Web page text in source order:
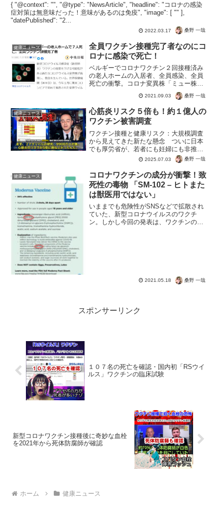
{ "@context": "", "@type": "NewsArticle", "headline": "コロナの感染
症対策は無意味だった！意味があるのは免疫", "image": [ "" ],
"datePublished": "2...
2022.03.17 桑野 一哉
健康ニュース
全員ワクチン接種完了者なのにコ
ロナに感染で死亡！
ベルギーでコロナワクチン２回接種済み
の老人ホームの入居者、全員感染、全員
死亡の衝撃。コロナ変異株「ミュー株」
だと全員ワクチン接種完了者なのになん
ら効果ない。むしろ死亡リスクまでが上
がるという噂が現実に。これがADEなの
でしょうか。。。だとす...
2021.09.03 桑野 一哉
健康ニュース
心筋炎リスク５倍も！約１億人の
ワクチン被害調査
ワクチン接種と健康リスク：大規模調査
から見えてきた新たな懸念 ついに日本
でも厚労省が、若者にも妊婦にも非推奨
となったコロナワクチン。世界では当
然、もっと早くワクチンが安全であると
いう誤情報が常識となっています。そし
て今回は１億人にも達する大...
2025.07.03 桑野 一哉
健康ニュース
コロナワクチンの成分が衝撃！致
死性の毒物 「SM-102 – ヒトまた
は獣医用ではない」
いままでも危険性がSNSなどで拡散され
ていた、新型コロナウイルスのワクチ
ン。しかし今回の発表は、ワクチンの安
2021.05.18 桑野 一哉
スポンサーリンク
１０７名の死亡を確認・国内初「RSウイ
ルス」ワクチンの臨床試験
新型コロナワクチン接種後に奇妙な血栓
を2021年から死体防腐師が確認
ホーム 健康ニュース